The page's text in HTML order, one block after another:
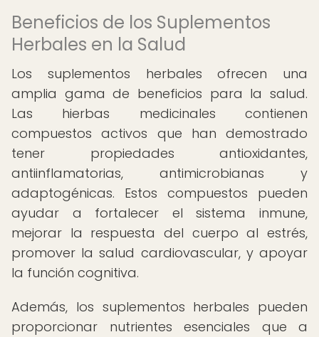
Beneficios de los Suplementos
Herbales en la Salud
Los suplementos herbales ofrecen una
amplia gama de beneficios para la salud.
Las hierbas medicinales contienen
compuestos activos que han demostrado
tener propiedades antioxidantes,
antiinflamatorias, antimicrobianas y
adaptogénicas. Estos compuestos pueden
ayudar a fortalecer el sistema inmune,
mejorar la respuesta del cuerpo al estrés,
promover la salud cardiovascular, y apoyar
la función cognitiva.
Además, los suplementos herbales pueden
proporcionar nutrientes esenciales que a